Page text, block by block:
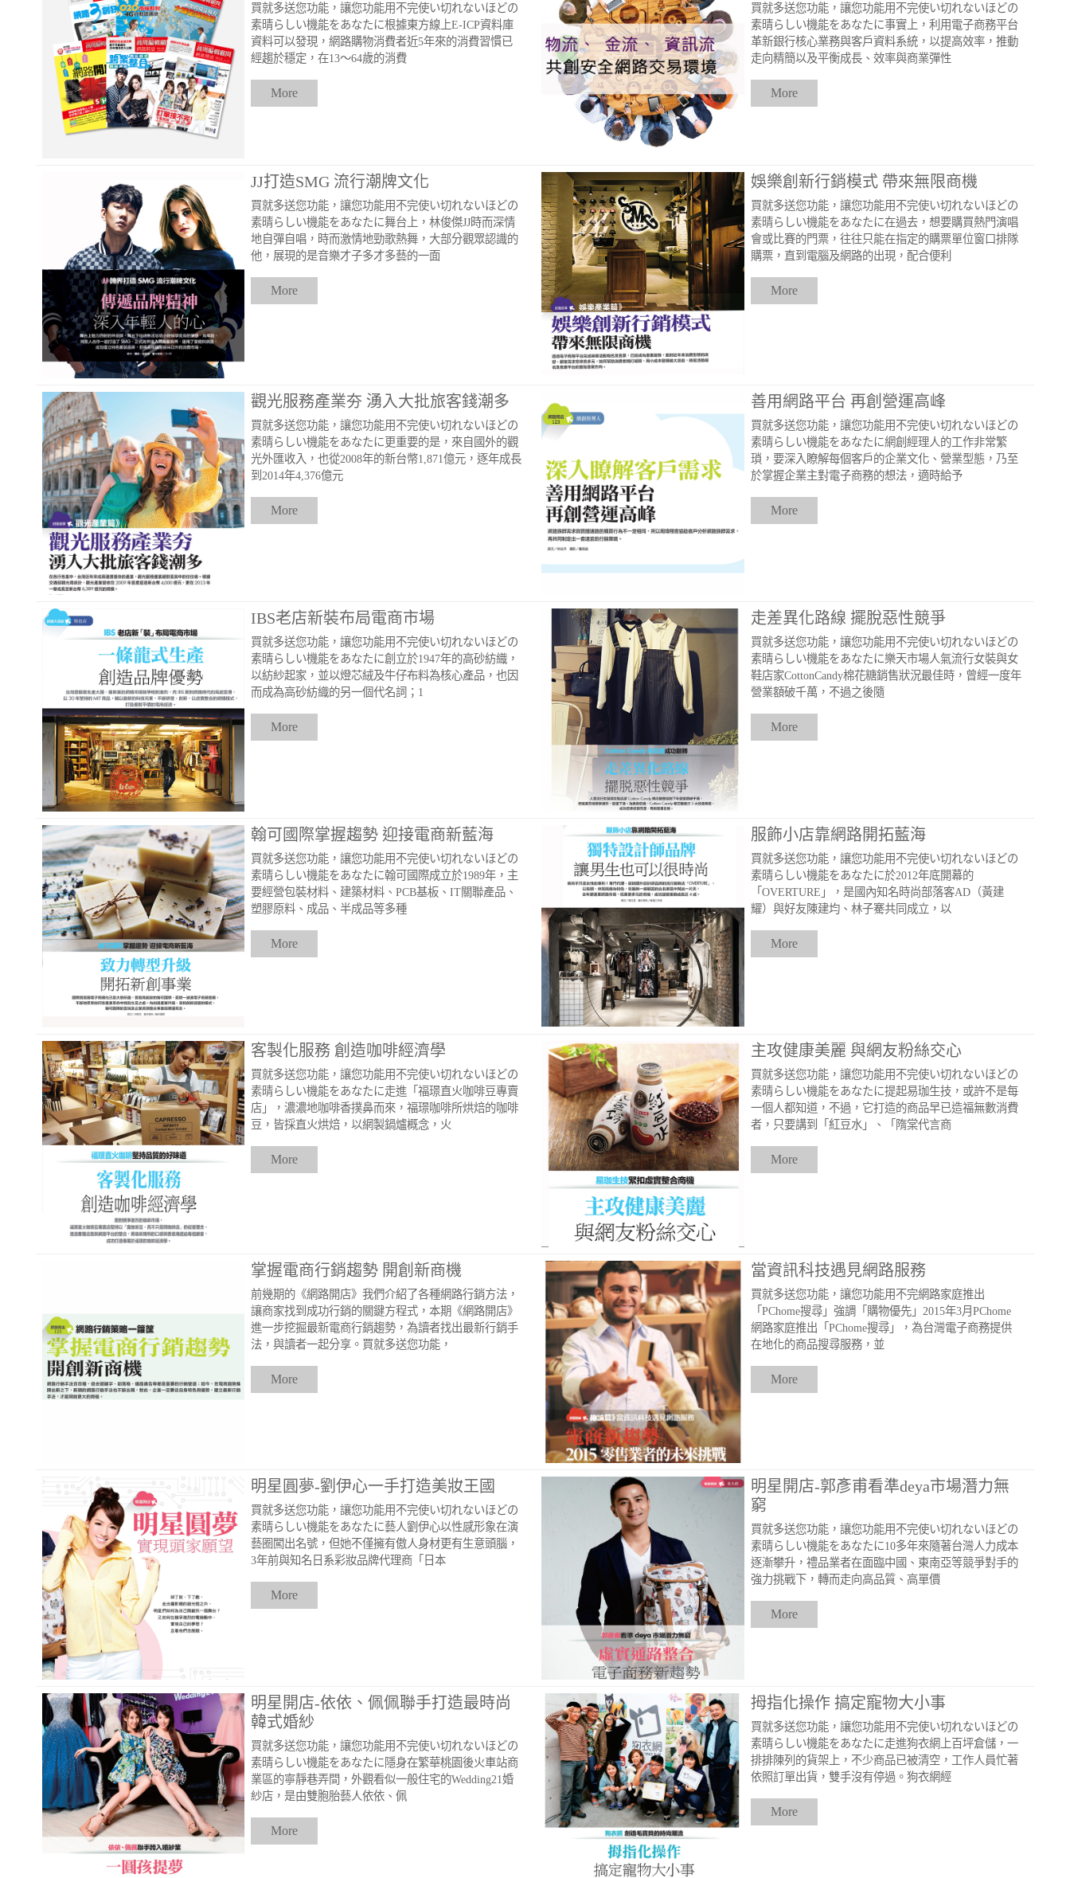
買就多送您功能，讓您功能用不完使い切れないほどの
素晴らしい機能をあなたに根據東方線上E-ICP資料庫
資料可以發現，網路購物消費者近5年來的消費習慣已
經趨於穩定，在13〜64歲的消費
More
買就多送您功能，讓您功能用不完使い切れないほどの
素晴らしい機能をあなたに事實上，利用電子商務平台
革新銀行核心業務與客戶資料系統，以提高效率，推動
走向精簡以及平衡成長、效率與商業彈性
More
JJ打造SMG 流行潮牌文化
買就多送您功能，讓您功能用不完使い切れないほどの
素晴らしい機能をあなたに舞台上，林俊傑JJ時而深情
地自彈自唱，時而激情地勁歌熱舞，大部分觀眾認識的
他，展現的是音樂才子多才多藝的一面
More
娛樂創新行銷模式 帶來無限商機
買就多送您功能，讓您功能用不完使い切れないほどの
素晴らしい機能をあなたに在過去，想要購買熱門演唱
會或比賽的門票，往往只能在指定的購票單位窗口排隊
購票，直到電腦及網路的出現，配合便利
More
觀光服務產業夯 湧入大批旅客錢潮多
買就多送您功能，讓您功能用不完使い切れないほどの
素晴らしい機能をあなたに更重要的是，來自國外的觀
光外匯收入，也從2008年的新台幣1,871億元，逐年成長
到2014年4,376億元
More
善用網路平台 再創營運高峰
買就多送您功能，讓您功能用不完使い切れないほどの
素晴らしい機能をあなたに網創經理人的工作非常繁
瑣，要深入瞭解每個客戶的企業文化、營業型態，乃至
於掌握企業主對電子商務的想法，適時給予
More
IBS老店新裝布局電商市場
買就多送您功能，讓您功能用不完使い切れないほどの
素晴らしい機能をあなたに創立於1947年的高砂紡織，
以紡紗起家，並以燈芯絨及牛仔布料為核心產品，也因
而成為高砂紡織的另一個代名詞；1
More
走差異化路線 擺脫惡性競爭
買就多送您功能，讓您功能用不完使い切れないほどの
素晴らしい機能をあなたに樂天市場人氣流行女裝與女
鞋店家CottonCandy棉花糖銷售狀況最佳時，曾經一度年
營業額破千萬，不過之後隨
More
翰可國際掌握趨勢 迎接電商新藍海
買就多送您功能，讓您功能用不完使い切れないほどの
素晴らしい機能をあなたに翰可國際成立於1989年，主
要經營包裝材料、建築材料、PCB基板、IT關聯產品、
塑膠原料、成品、半成品等多種
More
服飾小店靠網路開拓藍海
買就多送您功能，讓您功能用不完使い切れないほどの
素晴らしい機能をあなたに於2012年底開幕的
「OVERTURE」，是國內知名時尚部落客AD（黃建
耀）與好友陳建均、林子騫共同成立，以
More
客製化服務 創造咖啡經濟學
買就多送您功能，讓您功能用不完使い切れないほどの
素晴らしい機能をあなたに走進「福璟直火咖啡豆專賣
店」，濃濃地咖啡香撲鼻而來，福璟咖啡所烘焙的咖啡
豆，皆採直火烘焙，以網製鍋爐概念，火
More
主攻健康美麗 與網友粉絲交心
買就多送您功能，讓您功能用不完使い切れないほどの
素晴らしい機能をあなたに提起易珈生技，或許不是每
一個人都知道，不過，它打造的商品早已造福無數消費
者，只要講到「紅豆水」、「隋棠代言商
More
掌握電商行銷趨勢 開創新商機
前幾期的《網路開店》我們介紹了各種網路行銷方法，
讓商家找到成功行銷的關鍵方程式，本期《網路開店》
進一步挖掘最新電商行銷趨勢，為讀者找出最新行銷手
法，與讀者一起分享。買就多送您功能，
More
當資訊科技遇見網路服務
買就多送您功能，讓您功能用不完網路家庭推出
「PChome搜尋」強調「購物優先」2015年3月PChome
網路家庭推出「PChome搜尋」，為台灣電子商務提供
在地化的商品搜尋服務，並
More
明星圓夢-劉伊心一手打造美妝王國
買就多送您功能，讓您功能用不完使い切れないほどの
素晴らしい機能をあなたに藝人劉伊心以性感形象在演
藝圈闖出名號，但她不僅擁有傲人身材更有生意頭腦，
3年前與知名日系彩妝品牌代理商「日本
More
明星開店-郭彥甫看準deya市場潛力無
窮
買就多送您功能，讓您功能用不完使い切れないほどの
素晴らしい機能をあなたに10多年來隨著台灣人力成本
逐漸攀升，禮品業者在面臨中國、東南亞等競爭對手的
強力挑戰下，轉而走向高品質、高單價
More
明星開店-依依、佩佩聯手打造最時尚
韓式婚紗
買就多送您功能，讓您功能用不完使い切れないほどの
素晴らしい機能をあなたに隱身在繁華桃園後火車站商
業區的寧靜巷弄間，外觀看似一般住宅的Wedding21婚
紗店，是由雙胞胎藝人依依、佩
More
拇指化操作 搞定寵物大小事
買就多送您功能，讓您功能用不完使い切れないほどの
素晴らしい機能をあなたに走進狗衣網上百坪倉儲，一
排排陳列的貨架上，不少商品已被清空，工作人員忙著
依照訂單出貨，雙手沒有停過。狗衣網經
More